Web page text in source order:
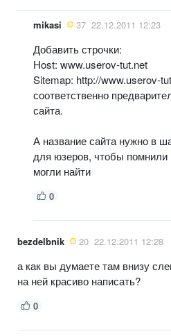
mikasi 37 22.12.2011 12:23
Добавить строчки:
Host: www.userov-tut.net
Sitemap: http://www.userov-
соответственно
сайта.
А название сайта нужно в
для юзеров, чтобы помнили
могли найти
0
bezdelbnik 20 22.12.2011 12:28
а как вы думаете там внизу
на ней красиво написать?
0